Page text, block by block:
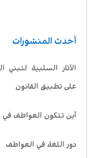
أحدث المنشورات
الآثار السلبية لتبني
على تطبيق القانون
أين تتكون العواطف في
دور اللغة في العواطف